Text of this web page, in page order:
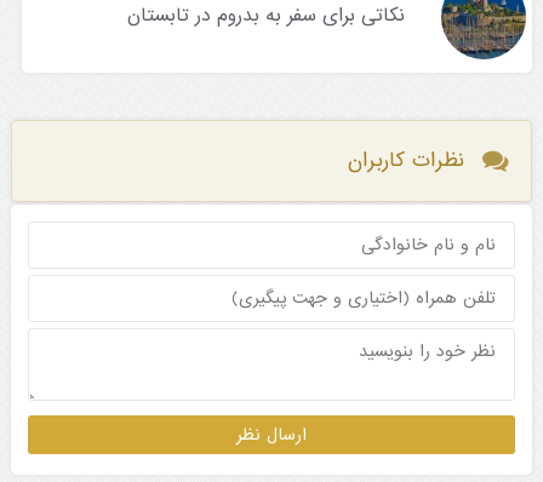
نکاتی برای سفر به بدروم در تابستان
نظرات کاربران